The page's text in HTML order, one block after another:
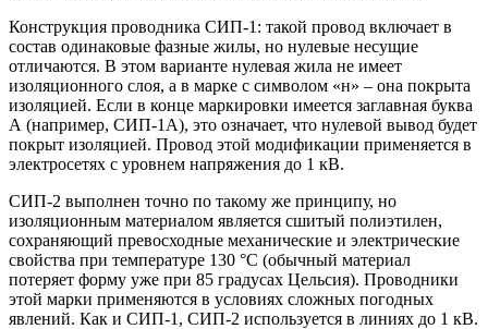
Конструкция проводника СИП-1: такой провод включает в
состав одинаковые фазные жилы, но нулевые несущие
отличаются. В этом варианте нулевая жила не имеет
изоляционного слоя, а в марке с символом «н» – она покрыта
изоляцией. Если в конце маркировки имеется заглавная буква
А (например, СИП-1А), это означает, что нулевой вывод будет
покрыт изоляцией. Провод этой модификации применяется в
электросетях с уровнем напряжения до 1 кВ.
СИП-2 выполнен точно по такому же принципу, но
изоляционным материалом является сшитый полиэтилен,
сохраняющий превосходные механические и электрические
свойства при температуре 130 °С (обычный материал
потеряет форму уже при 85 градусах Цельсия). Проводники
этой марки применяются в условиях сложных погодных
явлений. Как и СИП-1, СИП-2 используется в линиях до 1 кВ.